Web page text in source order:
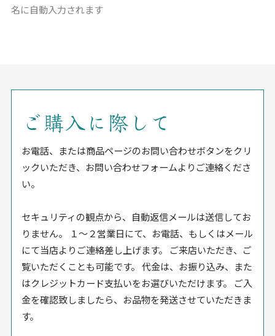
名に自動入力されます
ご購入に際して
お電話、または商品ページのお問い合わせボタンをクリ
ックいただき、お問い合わせフォームよりご連絡くださ
い。
セキュリティの観点から、自動返信メールは送信してお
りません。 １〜２営業日にて、お電話、もしくはメール
にて当店よりご連絡差し上げます。 ご来店いただき、ご
覧いただくことも可能です。 代金は、お振り込み、また
はクレジットカード支払いをお選びいただけます。 ご入
金を確認致しましたら、お品物を発送させていただきま
す。